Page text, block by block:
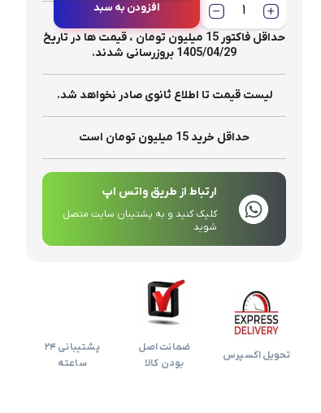
چاکنت افزودن به سبد
توجه : تک فروشی نداریم ،
حداقل فاکتور 15 میلیون تومان ، قیمت ها در تاریخ
1405/04/29 بروزرسانی شدند.
لیست قیمت تا اطلاع ثانوی صادر نخواهد شد.
حداقل خرید 15 میلیون تومان است
ارتباط از طریق واتس اپ
کلیک کنید و به پشتیبان سایت متصل
شوید
تحویل اکسپرس
ضمانت اصل
بودن کالا
پشتیبانی 24
ساعته